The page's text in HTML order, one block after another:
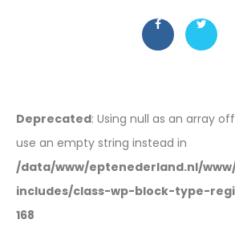
Deprecated: Using null as an array
use an empty string instead in
/data/www/eptenederland.nl/
includes/class-wp-block-type-
168